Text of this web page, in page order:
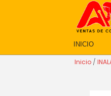
INICIO
Inicio /